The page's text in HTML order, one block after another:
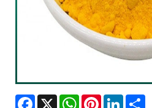
Facebook
X WhatsAppPinterestLinkedIn